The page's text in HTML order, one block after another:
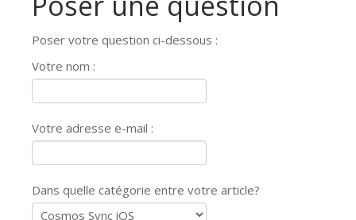
Poser votre question ci-dessous :
Votre nom :
Votre adresse e-mail :
Dans quelle catégorie entre votre article?